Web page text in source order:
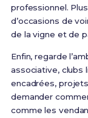
professionnel.
d’occasions de
de la vigne et de
Enfin, regarde
associative, clubs
encadrées,
demander
comme les